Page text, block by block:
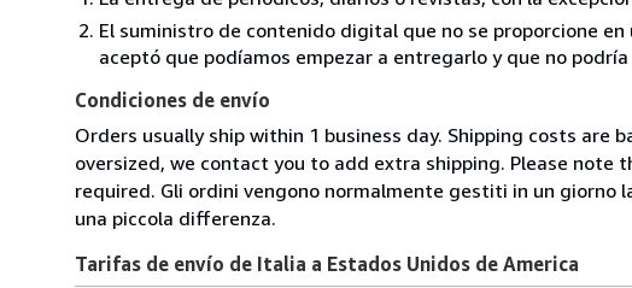
El suministro de contenido digital que no se proporcione
aceptó que podíamos empezar a entregarlo y que no
Condiciones de envío
Orders usually ship within 1 business day. Shipping costs are
oversized, we contact you to add extra shipping. Please
required. Gli ordini vengono normalmente gestiti in un giorno
una piccola differenza.
Tarifas de envío de Italia a Estados Unidos de America